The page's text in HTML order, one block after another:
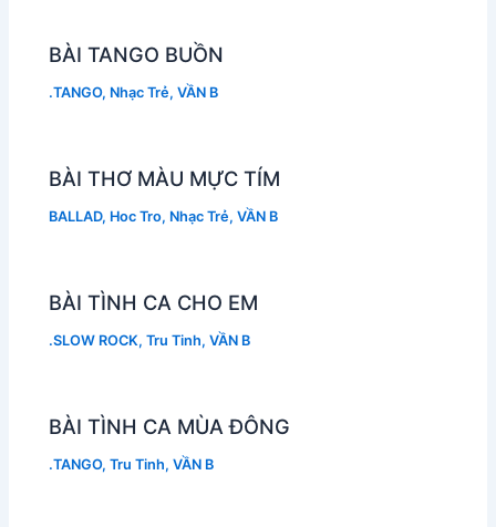
BÀI TANGO BUỒN
.TANGO, Nhạc Trẻ,VẦN B
BÀI THƠ MÀU MỰC TÍM
BALLAD, Hoc Tro, Nhạc Trẻ,VẦN B
BÀI TÌNH CA CHO EM
.SLOW ROCK,Tru Tinh,VẦN B
BÀI TÌNH CA MÙA ĐÔNG
.TANGO,Tru Tinh,VẦN B